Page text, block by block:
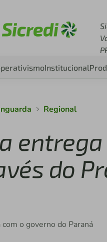
Institucional
Regional
do
o governo do Paraná